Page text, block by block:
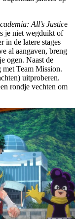
All’s Justice
je niet wegduikt of
in de latere stages
al aangaven, breng
ogen. Naast de
met Team Mission.
uitproberen.
rondje vechten om